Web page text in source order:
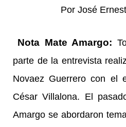
Por José
Nota Mate Amargo:
parte de la entrevista
Novaez Guerrerocon el
César Villalona. El
Amargo se abordaron